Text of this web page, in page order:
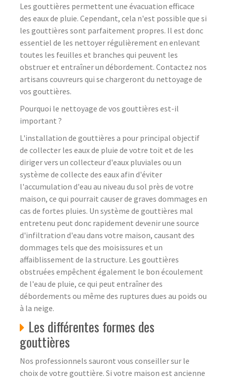
Les gouttières permettent une évacuation efficace
des eaux de pluie. Cependant, cela n'est possible que si
les gouttières sont parfaitement propres. Il est donc
essentiel de les nettoyer régulièrement en enlevant
toutes les feuilles et branches qui peuvent les
obstruer et entraîner un débordement. Contactez nos
artisans couvreurs qui se chargeront du nettoyage de
vos gouttières.
Pourquoi le nettoyage de vos gouttières est-il
important ?
L'installation de gouttières a pour principal objectif
de collecter les eaux de pluie de votre toit et de les
diriger vers un collecteur d'eaux pluviales ou un
système de collecte des eaux afin d'éviter
l'accumulation d'eau au niveau du sol près de votre
maison, ce qui pourrait causer de graves dommages en
cas de fortes pluies. Un système de gouttières mal
entretenu peut donc rapidement devenir une source
d'infiltration d'eau dans votre maison, causant des
dommages tels que des moisissures et un
affaiblissement de la structure. Les gouttières
obstruées empêchent également le bon écoulement
de l'eau de pluie, ce qui peut entraîner des
débordements ou même des ruptures dues au poids ou
à la neige.
Les différentes formes des
gouttières
Nos professionnels sauront vous conseiller sur le
choix de votre gouttière. Si votre maison est ancienne